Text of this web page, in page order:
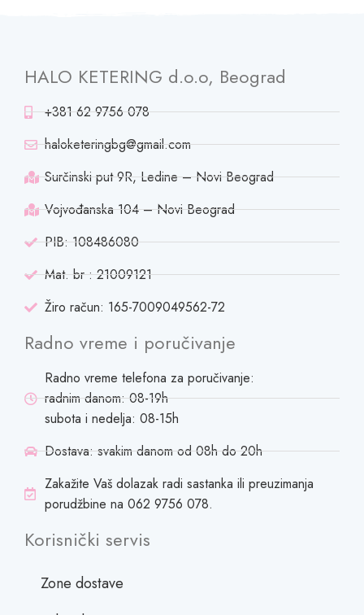
HALO KETERING d.o.o, Beograd
+381 62 9756 078
haloketeringbg@gmail.com
Surčinski put 9R, Ledine – Novi Beograd
Vojvođanska 104 – Novi Beograd
PIB: 108486080
Mat. br : 21009121
Žiro račun: 165-7009049562-72
Radno vreme i poručivanje
Radno vreme telefona za poručivanje:
radnim danom: 08-19h
subota i nedelja: 08-15h
Dostava: svakim danom od 08h do 20h
Zakažite Vaš dolazak radi sastanka ili preuzimanja
porudžbine na 062 9756 078.
Korisnički servis
Zone dostave